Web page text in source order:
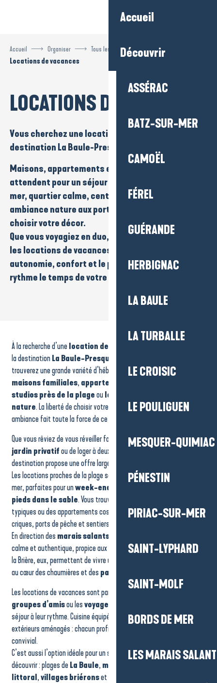
Accueil
Découvrir
ASSÉRAC
BATZ-SUR-MER
CAMOËL
FÉREL
GUÉRANDE
HERBIGNAC
LA BAULE
LA TURBALLE
LE CROISIC
LE POULIGUEN
MESQUER-QUIMIAC
PÉNESTIN
PIRIAC-SUR-MER
SAINT-LYPHARD
SAINT-MOLF
BORDS DE MER
LES MARAIS
Accueil Organiser
Tous les hébergements
Locations de vacances
LOCATIONS DE VACANCES
Vous cherchez une location de vacances
destination La Baule-Presqu’île de Guérande
Maisons, appartements et
attendent pour un séjour en toute liberté. Vue
mer, quartier calme, centre-ville animé
ambiance nature aux portes de la
choisir votre décor.
Que vous voyagiez en duo, en familleouentre amis
les locations de vacances vous offrent
autonomie, confort et le plaisir de vivre à votre
rythme le temps de votre séjour.
Location de vacances - Maison 14 personnes - La Belle Escale
Location de vacances - Appartement 4 personnes - Les Palmiers Lajarrige - Mme VIN
Maison - Le mille et une nuit
Location de vacances - Maison 6 personnes - Mme Bausson
Location de vacances - appartement 4 personnes - M.Praet
Appartement - Mme Joffraud-Bondeux
Appartement 5 personnes - Les Buissonnets
Location vacances - Maison 6 personnes - Mme Bonnavent
Location de vacances - Appartement 4 personnes - SCI La Baule Plage
Location de vacances Ker Mady2 - M. et Mme COSTE
À la recherche d’unelocation de vacances
la destinationLa Baule-Presqu’île de Guérande
trouverez une grande variété d’hébergements adaptés à vos envies :
maisons familiales, appartements en centre-ville
studios près de la plageoulocations au cœur de la
nature. La liberté de choisir votre cadre, vos horaires et votre
ambiance fait toute la force de ce type d’hébergement.
Que vous rêviez de vous réveiller face à l’
océan, de profiter d’un
jardin privatifou de loger à deux pas des commerces, la
destination propose une offre large et variée.
Les locations proches de la plage séduisent les amateurs de bord de
mer, parfaites pour unweek-end iodé
pieds dans le sable. Vous trouverez de charmantes maisons
typiques ou des appartements cosy, idéals pour rayonner entre
criques, ports de pêche et sentiers côtiers.
En direction des marais salants
calme et authentique, propice aux
séjours nature . Les villages de
la Brière, eux, permettent de vivre une
au cœur des chaumières et des paysages préservés
Les locations de vacances sont parfaites pour les
groupes d’amisou lesvoyageurs
séjour à leur rythme. Cuisine équipée, espaces de vie confortables,
extérieurs aménagés : chacun profite d’un hébergement pratique et
convivial.
C’est aussi l’option idéale pour un séjour plus long, permettant de
découvrir : plages deLa Baule, marais salants
littoral,villages briéronset activités plein air.